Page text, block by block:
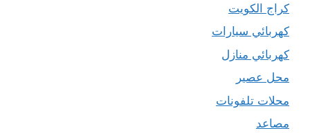
كراج الكويت
كهربائي سيارات
كهربائي منازل
محل عصير
محلات تلفونات
مصاعد